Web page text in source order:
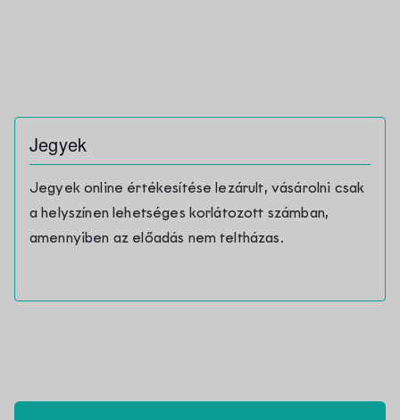
Jegyek
Jegyek online értékesítése lezárult, vásárolni csak
a helyszínen lehetséges korlátozott számban,
amennyiben az előadás nem teltházas.